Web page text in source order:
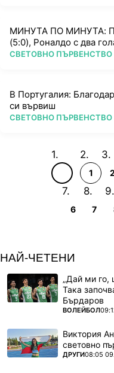
МИНУТА ПО МИНУТА:
(5:0), Роналдо с два
ПОВЕЧЕ ОТ
СВЕТОВНО ПЪРВЕНСТВО
В Португалия:
си вървиш
ПОВЕЧЕ ОТ
СВЕТОВНО ПЪРВЕНСТВО
1 2
6 7
НАЙ-ЧЕТЕНИ
„Дай ми го,
Така
Бърдаров
ПОВЕЧЕ ОТ
ВОЛЕЙБОЛ
Виктория
световно
ПОВЕЧЕ ОТ
ДРУГИ08:05